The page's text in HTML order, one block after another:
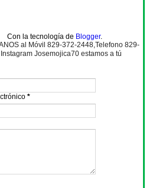
Con la tecnología de Blogger.
al Móvil 829-372-2448,Telefono 829-
Josemojica70 estamos a tú
*